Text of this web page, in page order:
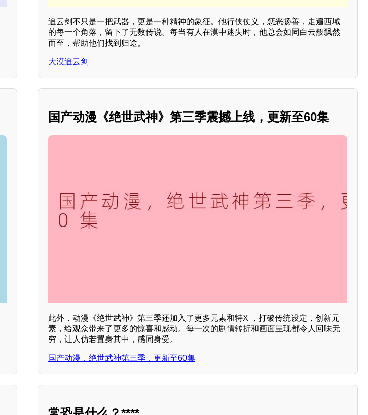
追云剑不只是一把武器，更是一种精神的象征。他行侠仗义，惩恶扬善，走遍西域
的每一个角落，留下了无数传说。每当有人在漠中迷失时，他总会如同白云般飘然
而至，帮助他们找到归途。
大漠追云剑
国产动漫《绝世武神》第三季震撼上线，更新至60集
此外，动漫《绝世武神》第三季还加入了更多元素和特X ，打破传统设定，创新元
素，给观众带来了更多的惊喜和感动。每一次的剧情转折和画面呈现都令人回味无
穷，让人仿若置身其中，感同身受。
国产动漫，绝世武神第三季，更新至60集